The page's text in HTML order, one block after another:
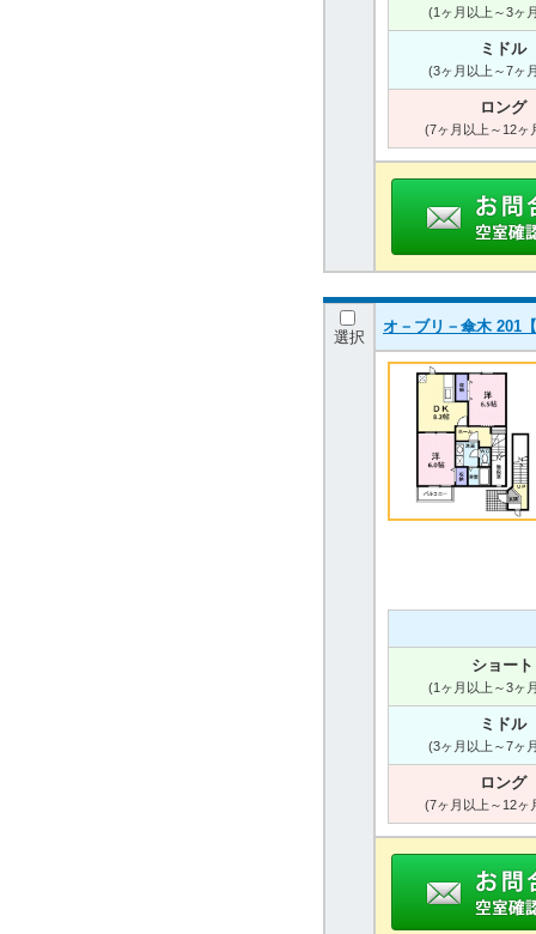
(1ヶ月以上～3ヶ
ミドル
(3ヶ月以上～7ヶ
ロング
(7ヶ月以上～12ヶ
選択
オ－ブリ－傘木 201
ショート
(1ヶ月以上～3ヶ
ミドル
(3ヶ月以上～7ヶ
ロング
(7ヶ月以上～12ヶ